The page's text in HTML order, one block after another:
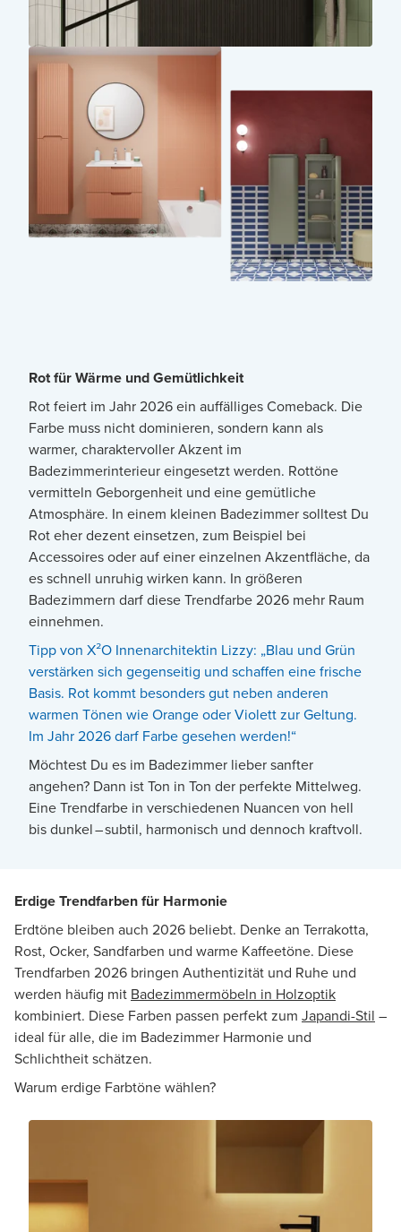
Rot für Wärme und Gemütlichkeit
Rot feiert im Jahr 2026 ein auffälliges Comeback. Die
Farbe muss nicht dominieren, sondern kann als
warmer, charaktervoller Akzent im
Badezimmerinterieur eingesetzt werden. Rottöne
vermitteln Geborgenheit und eine gemütliche
Atmosphäre. In einem kleinen Badezimmer solltest Du
Rot eher dezent einsetzen, zum Beispiel bei
Accessoires oder auf einer einzelnen Akzentfläche, da
es schnell unruhig wirken kann. In größeren
Badezimmern darf diese Trendfarbe 2026 mehr Raum
einnehmen.
Tipp von X²O Innenarchitektin Lizzy: „Blau und Grün
verstärken sich gegenseitig und schaffen eine frische
Basis. Rot kommt besonders gut neben anderen
warmen Tönen wie Orange oder Violett zur Geltung.
Im Jahr 2026 darf Farbe gesehen werden!“
Möchtest Du es im Badezimmer lieber sanfter
angehen? Dann ist Ton in Ton der perfekte Mittelweg.
Eine Trendfarbe in verschiedenen Nuancen von hell
bis dunkel – subtil, harmonisch und dennoch kraftvoll.
Erdige Trendfarben für Harmonie
Erdtöne bleiben auch 2026 beliebt. Denke an Terrakotta,
Rost, Ocker, Sandfarben und warme Kaffeetöne. Diese
Trendfarben 2026 bringen Authentizität und Ruhe und
werden häufig mit Badezimmermöbeln in Holzoptik
kombiniert. Diese Farben passen perfekt zum Japandi-Stil –
ideal für alle, die im Badezimmer Harmonie und
Schlichtheit schätzen.
Warum erdige Farbtöne wählen?